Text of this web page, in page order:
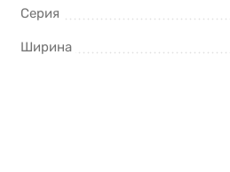
Серия
Ширина